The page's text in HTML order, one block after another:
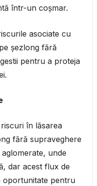
într-un coșmar.
asociate cu
șezlong fără
pentru a proteja
în lăsarea
fără supraveghere
unde
dar acest flux de
oportunitate pentru